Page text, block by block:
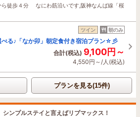
ら徒歩４分 なにわ筋沿いです,阪神なんば線「桜
ツイン 朝のみ
べる♪「なか卯」朝定食付き宿泊プラン☆彡
合計(税込) 9,100円～
4,550円～/人(税込)
プランを見る(15件)
ンプルステイと言えばリブマックス！